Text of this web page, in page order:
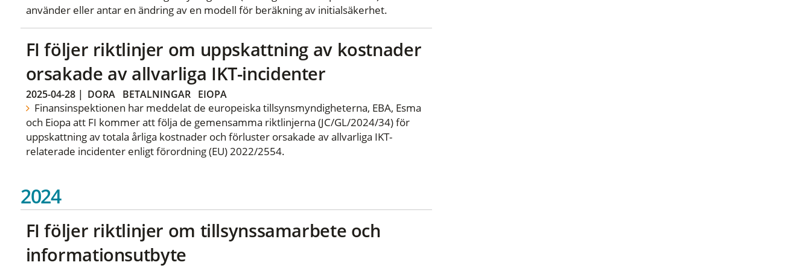
använder eller antar en ändring av en modell för beräkning av initialsäkerhet.
FI följer riktlinjer om uppskattning av kostnader
orsakade av allvarliga IKT-incidenter
2025-04-28| DORA BETALNINGAR EIOPA
Finansinspektionen har meddelat de europeiska tillsynsmyndigheterna, EBA, Esma
och Eiopa att FI kommer att följa de gemensamma riktlinjerna (JC/GL/2024/34) för
uppskattning av totala årliga kostnader och förluster orsakade av allvarliga IKT-
relaterade incidenter enligt förordning (EU) 2022/2554.
2024
FI följer riktlinjer om tillsynssamarbete och
informationsutbyte